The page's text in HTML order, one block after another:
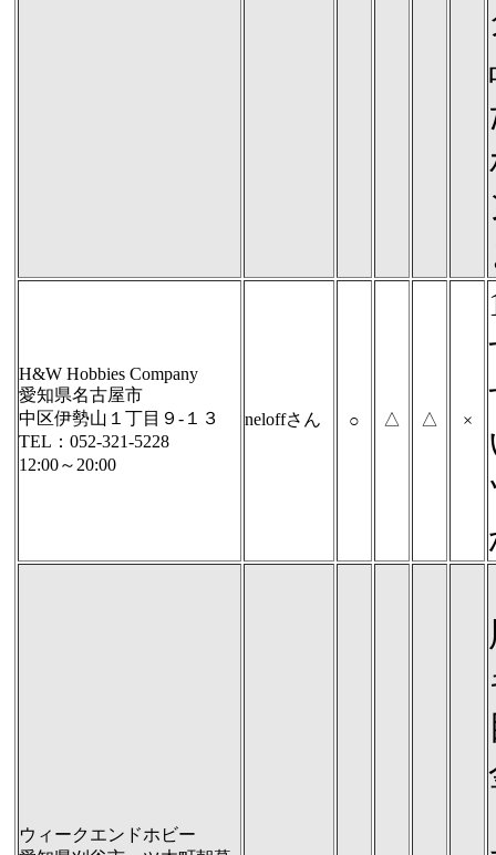
H&W Hobbies Company
愛知県名古屋市
中区伊勢山１丁目９-１３
TEL：052-321-5228
12:00～20:00
neloffさん ○ △ △ ×
ウィークエンドホビー